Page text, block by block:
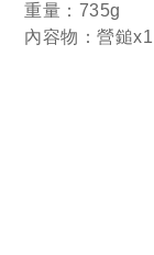
重量：735g
內容物：營鎚